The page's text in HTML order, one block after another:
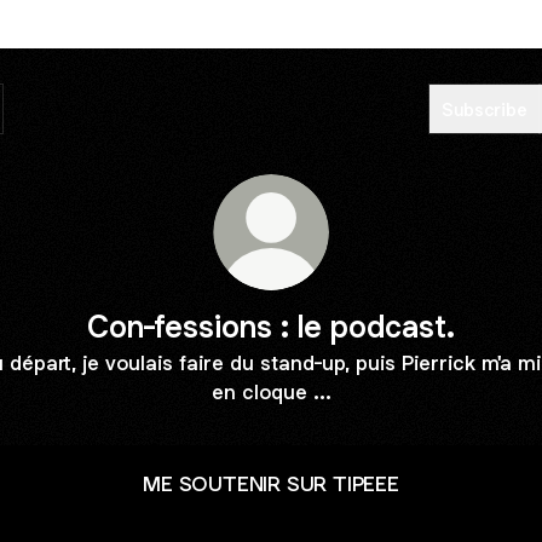
Con-fessions : le podcast.
départ, je voulais faire du stand-up, puis Pierrick m'a
en cloque ...
ME SOUTENIR SUR TIPEEE